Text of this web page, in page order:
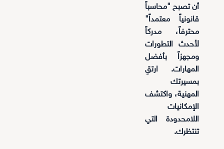
أن تصبح "محاسباً
قانونياً معتمداً"
محترفاً، مدركاً
لأحدث التطورات
ومجهزاً بأفضل
المهارات. ارتقِ
بمسيرتك
المهنية، واكتشف
الإمكانيات
اللامحدودة التي
تنتظرك.